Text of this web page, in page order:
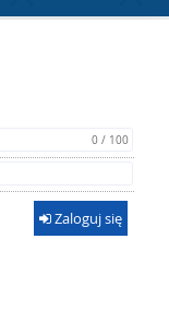
0 / 100
Zaloguj się